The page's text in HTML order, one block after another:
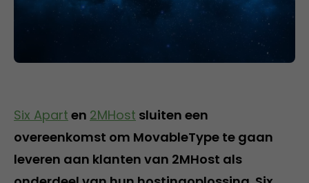
Six Apart en 2MHost sluiten een
overeenkomst om MovableType te gaan
leveren aan klanten van 2MHost als